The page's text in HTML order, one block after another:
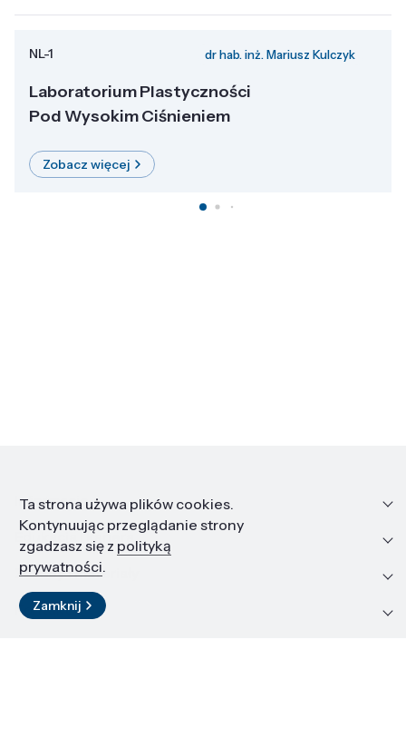
NL-1 dr hab. inż. Mariusz Kulczyk
Laboratorium Plastyczności
Pod Wysokim Ciśnieniem
Zobacz więcej
Informacje
Edukacja i kariera
Zasoby i materiały
Kontakt
Ta strona używa plików cookies.
Kontynuując przeglądanie strony
zgadzasz się z polityką
prywatności.
Zamknij